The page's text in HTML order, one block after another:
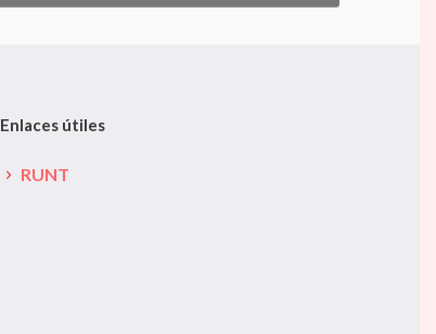
Enlaces útiles
RUNT